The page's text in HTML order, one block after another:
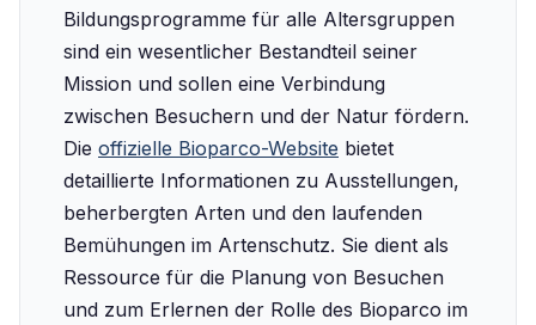
Bildungsprogramme für alle Altersgruppen
sind ein wesentlicher Bestandteil seiner
Mission und sollen eine Verbindung
zwischen Besuchern und der Natur fördern.
Die offizielle Bioparco-Website bietet
detaillierte Informationen zu Ausstellungen,
beherbergten Arten und den laufenden
Bemühungen im Artenschutz. Sie dient als
Ressource für die Planung von Besuchen
und zum Erlernen der Rolle des Bioparco im